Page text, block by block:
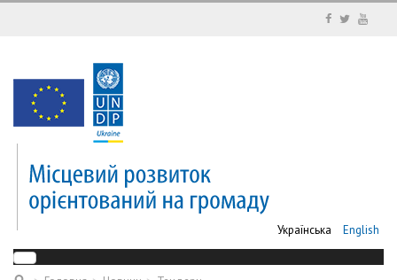
Українська English